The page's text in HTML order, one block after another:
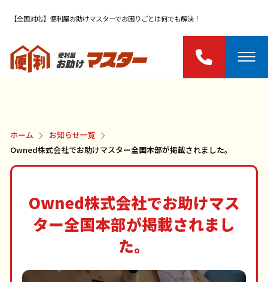
【全国対応】便利屋お助けマスターでお困りごとは何でも解決！
ホーム
お知らせ一覧
Owned株式会社でお助けマスター全国本部が掲載されました。
Owned株式会社でお助けマス
ター全国本部が掲載されまし
た。